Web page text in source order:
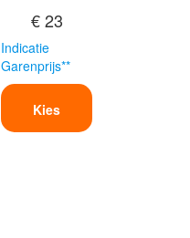
€ 23
Indicatie
Garenprijs**
Kies